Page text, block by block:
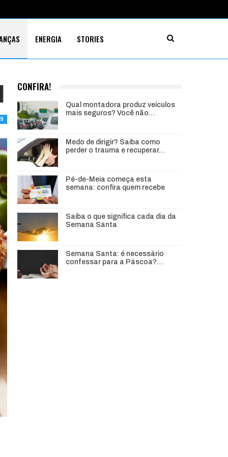
ENERGIA STORIES
CONFIRA!
Qual montadora produz veículos
mais seguros? Você não…
Medo de dirigir? Saiba como
perder o trauma e recuperar…
Pé-de-Meia começa esta
semana: confira quem recebe
Saiba o que significa cada dia da
Semana Santa
Semana Santa: é necessário
confessar para a Páscoa?…